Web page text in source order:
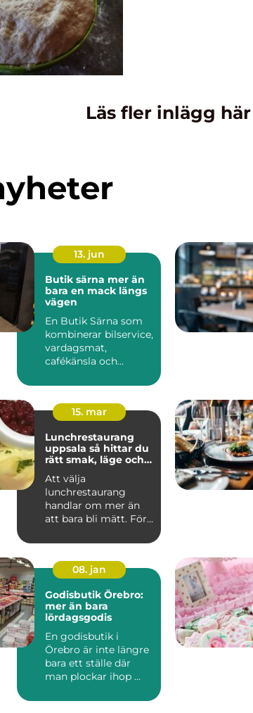
Läs fler inlägg här
13. jun
Butik särna mer än
bara en mack längs
vägen
En Butik Särna som
kombinerar bilservice,
vardagsmat,
cafékänsla och
spelar en större...
15. mar
Lunchrestaurang
uppsala så hittar du
rätt smak, läge och
Att välja
lunchrestaurang
handlar om mer än
att bara bli mätt. För
dagens paus, ett...
08. jan
Godisbutik Örebro:
mer än bara
lördagsgodis
En godisbutik i
Örebro är inte längre
bara ett ställe där
man plockar ihop ...